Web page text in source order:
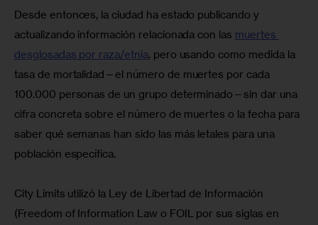
Desde entonces, la ciudad ha estado publicando y
actualizando información relacionada con las muertes
desglosadas por raza/etnia, pero usando como medida la
tasa de mortalidad—el número de muertes por cada
100.000 personas de un grupo determinado—sin dar una
cifra concreta sobre el número de muertes o la fecha para
saber qué semanas han sido las más letales para una
población específica.
City Limits utilizó la Ley de Libertad de Información
(Freedom of Information Law o FOIL por sus siglas en